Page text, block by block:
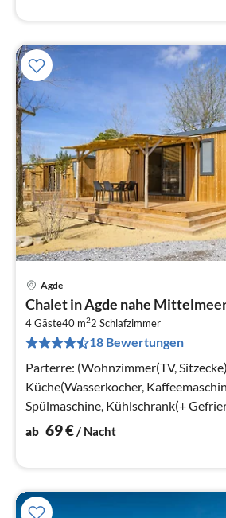
Agde
Chalet in Agde nahe
4 Gäste40 m22 Schlafzimmer
18 Bewertungen
Parterre: (Wohnzimmer(TV,
Küche(Wasserkocher,
Spülmaschine, Kühlschrank(+
ab 69€/ Nacht